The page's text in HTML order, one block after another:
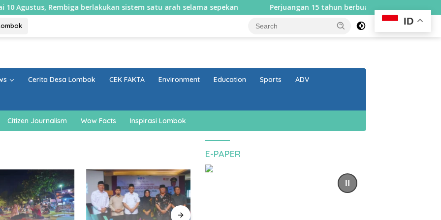
Rembiga berlakukan sistem satu arah selama sepekan Perjuangan 15 tahun berbuah hasil, Bupati Lombok Utara
Cerita Desa Lombok CEK FAKTA Environment Education Sports ADV
Citizen Journalism Wow Facts Inspirasi Lombok
E-PAPER
ID